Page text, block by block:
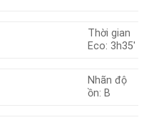
Thời gian
Eco: 3h35′
Nhãn độ
ồn: B